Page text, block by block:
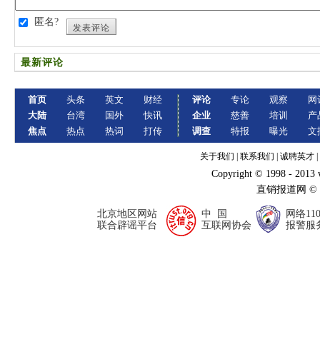
匿名?
发表评论
最新评论
首页
大陆
焦点
头条
台湾
热点
英文
国外
热词
财经
快讯
打传
评论
企业
调查
专论
慈善
特报
观察
培训
曝光
网
产
文
关于我们 联系我们 诚聘英才
Copyright © 1998 - 2013
直销报道网
北京地区网站
联合辟谣平台
中 国
互联网协会
网络110
报警服